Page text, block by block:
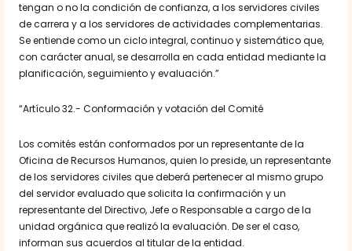
tengan o no la condición de confianza, a los servidores civiles
de carrera y a los servidores de actividades complementarias.
Se entiende como un ciclo integral, continuo y sistemático que,
con carácter anual, se desarrolla en cada entidad mediante la
planificación, seguimiento y evaluación.”
“Artículo 32.- Conformación y votación del Comité
Los comités están conformados por un representante de la
Oficina de Recursos Humanos, quien lo preside, un representante
de los servidores civiles que deberá pertenecer al mismo grupo
del servidor evaluado que solicita la confirmación y un
representante del Directivo, Jefe o Responsable a cargo de la
unidad orgánica que realizó la evaluación. De ser el caso,
informan sus acuerdos al titular de la entidad.